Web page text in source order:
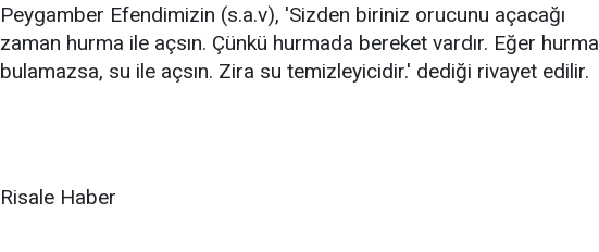
Peygamber Efendimizin (s.a.v), 'Sizden biriniz orucunu açacağı
zaman hurma ile açsın. Çünkü hurmada bereket vardır. Eğer hurma
bulamazsa, su ile açsın. Zira su temizleyicidir.' dediği rivayet edilir.
Risale Haber